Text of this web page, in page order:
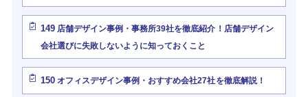
149 店舗デザイン事例・事務所39社を徹底紹介！店舗デザイン
会社選びに失敗しないように知っておくこと
150 オフィスデザイン事例・おすすめ会社27社を徹底解説！